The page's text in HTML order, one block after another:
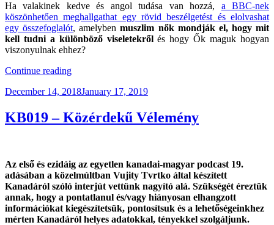
Ha valakinek kedve és angol tudása van hozzá, a BBC-nek
köszönhetően meghallgathat egy rövid beszélgetést és elolvashat
egy összefoglalót, amelybenmuszlim nők mondják el, hogy mit
kell tudni a különböző viseletekrőlés hogy Ők maguk hogyan
viszonyulnak ehhez?
Continue reading“Agyarország
Posted
December 14, 2018January 17, 2019
KB019 – Közérdekű Vélemény
Az első és ezidáig az egyetlen kanadai-magyar podcast 19.
adásában a közelmúltban Vujity Tvrtko által készített
Kanadáról szóló interjút vettünk nagyító alá. Szükségét éreztük
annak, hogy a pontatlanul és/vagy hiányosan elhangzott
információkat kiegészítetsük, pontosítsuk és a lehetőségeinkhez
mérten Kanadáról helyes adatokkal, tényekkel szolgáljunk.